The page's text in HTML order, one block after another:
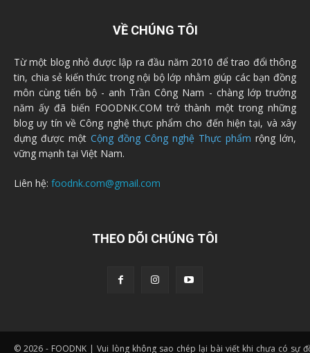
VỀ CHÚNG TÔI
Từ một blog nhỏ được lập ra đầu năm 2010 để trao đổi thông
tin, chia sẻ kiến thức trong nội bộ lớp nhằm giúp các bạn đồng
môn cùng tiến bộ - anh Trần Công Nam - chàng lớp trưởng
năm ấy đã biến FOODNK.COM trở thành một trong những
blog uy tín về Công nghệ thực phẩm cho đến hiện tại, và xây
dựng được một Cộng đồng Công nghệ Thực phẩm rộng lớn,
vững mạnh tại Việt Nam.
Liên hệ: foodnk.com@gmail.com
THEO DÕI CHÚNG TÔI
© 2026 - FOODNK | Vui lòng không sao chép lại bài viết khi chưa có sự